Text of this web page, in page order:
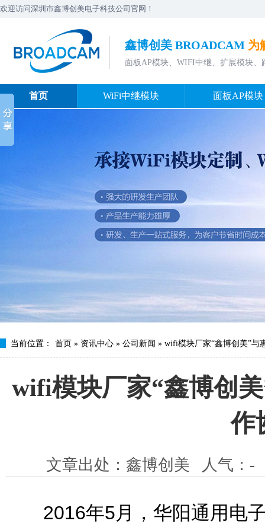
欢迎访问深圳市鑫博创美电子科技公司官网！
鑫博创美 BROADCAM 为
面板AP模块、WIFI中继、扩展模块
首页 WiFi中继模块 面板AP模块
当前位置： 首页 » 资讯中心 » 公司新闻 » wifi模块厂家“鑫博创美”与
wifi模块厂家“鑫博创
作
文章出处：鑫博创美 人气： -
2016年5月，华阳通用电